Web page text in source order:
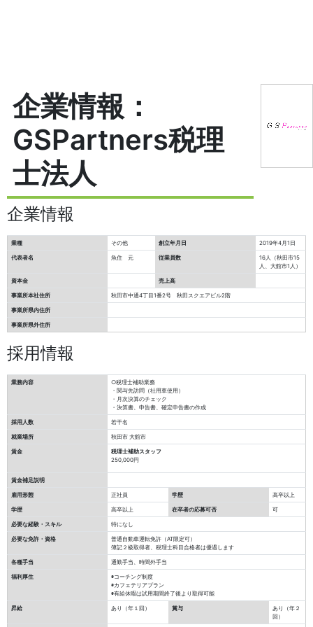
企業情報：
GSPartners税理
士法人
企業情報
業種 その他 創立年月日 2019年4月1日
代表者名 魚住 元 従業員数
16人（秋田市15
人、大館市1人）
資本金 売上高
事業所本社住所 秋田市中通4丁目1番2号 秋田スクエアビル2階
事業所県内住所
事業所県外住所
採用情報
業務内容
○税理士補助業務
・関与先訪問（社用車使用）
・月次決算のチェック
・決算書、申告書、確定申告書の作成
採用人数 若干名
就業場所 秋田市 大館市
賃金
税理士補助スタッフ
250,000円
賃金補足説明
雇用形態 正社員 学歴 高卒以上
学歴 高卒以上 在卒者の応募可否 可
必要な経験・スキル 特になし
必要な免許・資格
普通自動車運転免許（AT限定可）
簿記２級取得者、税理士科目合格者は優遇します
各種手当 通勤手当、時間外手当
福利厚生
◉コーチング制度
◉カフェテリアプラン
◉有給休暇は試用期間終了後より取得可能
昇給 あり（年１回） 賞与
あり（年２
回）